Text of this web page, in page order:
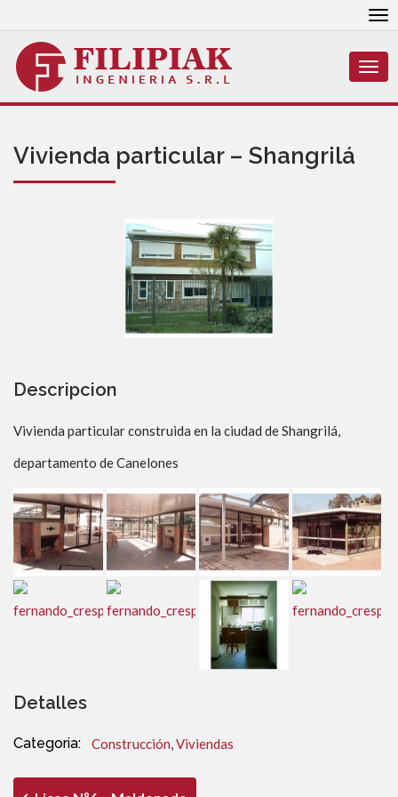
Vivienda particular – Shangrilá
Descripcion
Vivienda particular construida en la ciudad de Shangrilá,
departamento de Canelones
Detalles
Categoria: Construcción,Viviendas